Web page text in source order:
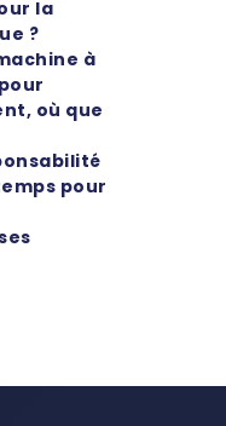
la
?
à
où que
pour